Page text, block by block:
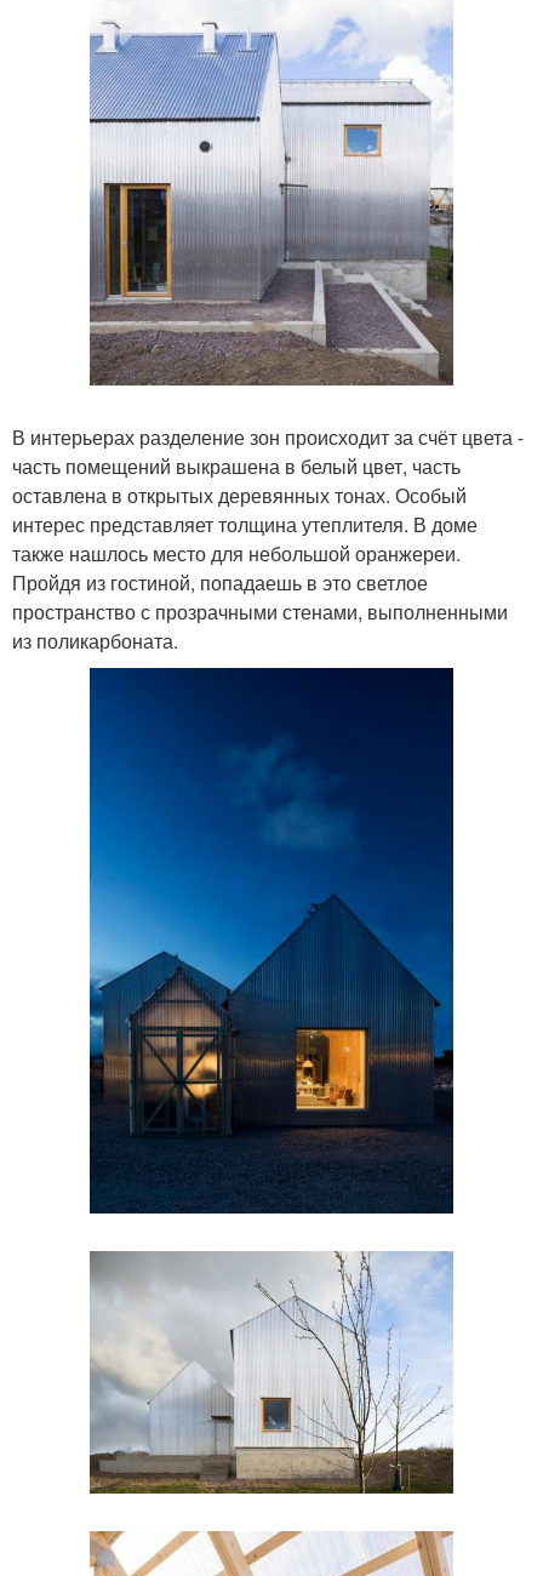
В интерьерах разделение зон происходит за счёт цвета -
часть помещений выкрашена в белый цвет, часть
оставлена в открытых деревянных тонах. Особый
интерес представляет толщина утеплителя. В доме
также нашлось место для небольшой оранжереи.
Пройдя из гостиной, попадаешь в это светлое
пространство с прозрачными стенами, выполненными
из поликарбоната.